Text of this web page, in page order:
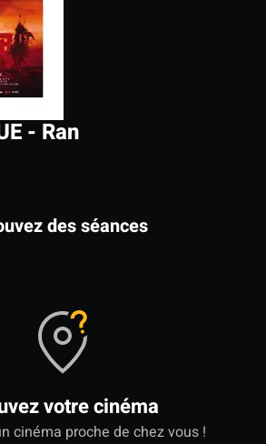
- Ran
des séances
votre cinéma
cinéma proche de chez vous !